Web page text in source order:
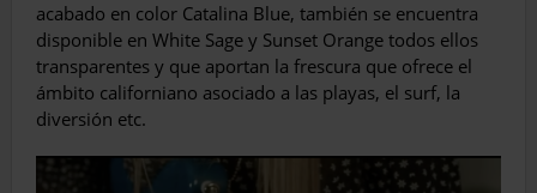
acabado en color Catalina Blue, también se encuentra
disponible en White Sage y Sunset Orange todos ellos
transparentes y que aportan la frescura que ofrece el
ámbito californiano asociado a las playas, el surf, la
diversión etc.